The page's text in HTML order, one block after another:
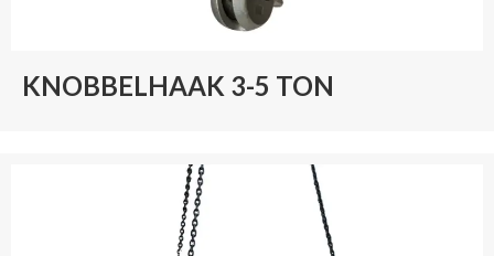
KNOBBELHAAK 3-5 TON